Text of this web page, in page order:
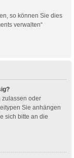
so können Sie dies
verwalten“
zulassen oder
Sie anhängen
sich bitte an die